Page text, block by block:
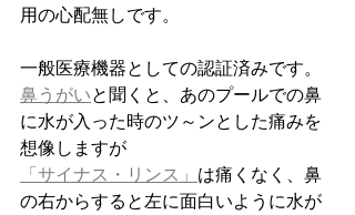
用の心配無しです。
一般医療機器としての認証済みです。
鼻うがいと聞くと、あのプールでの鼻
に水が入った時のツ～ンとした痛みを
想像しますが
「サイナス・リンス」 は痛くなく、鼻
の右からすると左に面白いように水が